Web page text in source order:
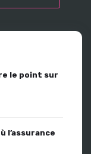
le point sur
l’assurance